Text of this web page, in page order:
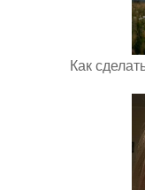
Как